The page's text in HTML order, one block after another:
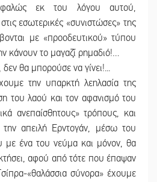
εκ του λόγου αυτού,
εσωτερικές «συνιστώσες» της
με «προοδευτικού» τύπου
κάνουν το μαγαζί ρημαδιό!…
θα μπορούσε να γίνει!...
την υπαρκτή λεηλασία της
του λαού και τον αφανισμό του
ανεπαίσθητους» τρόπους, και
απειλή Ερντογάν, μέσω του
με ένα του νεύμα και μόνον, θα
αφού από τότε που έπαψαν
«θαλάσσια σύνορα» έχουμε